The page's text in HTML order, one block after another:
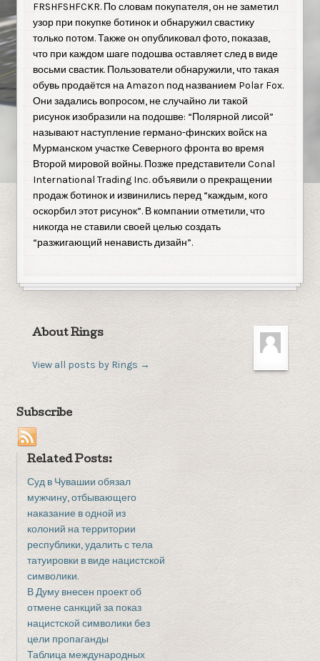
FRSHFSHFCKR. По словам покупателя, он не заметил
узор при покупке ботинок и обнаружил свастику
только потом. Также он опубликовал фото, показав,
что при каждом шаге подошва оставляет след в виде
восьми свастик. Пользователи обнаружили, что такая
обувь продаётся на Amazon под названием Polar Fox.
Они задались вопросом, не случайно ли такой
рисунок изобразили на подошве: “Полярной лисой”
называют наступление германо-финских войск на
Мурманском участке Северного фронта во время
Второй мировой войны. Позже представители Conal
International Trading Inc. объявили о прекращении
продаж ботинок и извинились перед “каждым, кого
оскорбил этот рисунок”. В компании отметили, что
никогда не ставили своей целью создать
“разжигающий ненависть дизайн”.
About Rings
View all posts by Rings →
Subscribe
Related Posts:
Суд в Чувашии обязал
мужчину, отбывающего
наказание в одной из
колоний на территории
республики, удалить с тела
татуировки в виде нацистской
символики.
В Думу внесен проект об
отмене санкций за показ
нацистской символики без
цели пропаганды
Таблица международных